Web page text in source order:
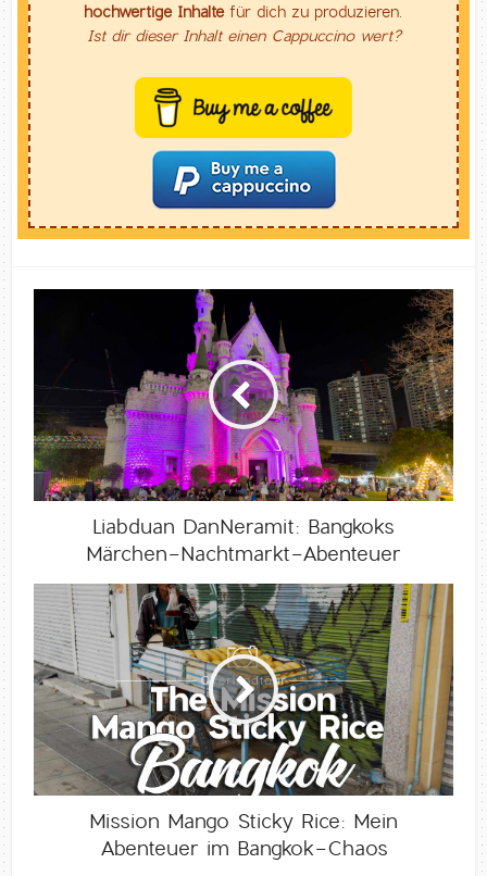
hochwertige Inhaltefür dich zu produzieren.
Ist dir dieser Inhalt einen Cappuccino wert?
Liabduan DanNeramit: Bangkoks
Märchen-Nachtmarkt-Abenteuer
Mission Mango Sticky Rice: Mein
Abenteuer im Bangkok-Chaos